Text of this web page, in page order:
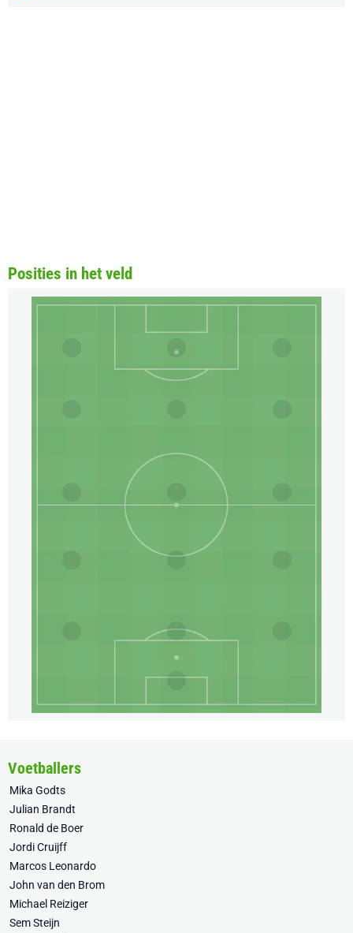
Posities in het veld
Voetballers
Mika Godts
Julian Brandt
Ronald de Boer
Jordi Cruijff
Marcos Leonardo
John van den Brom
Michael Reiziger
Sem Steijn